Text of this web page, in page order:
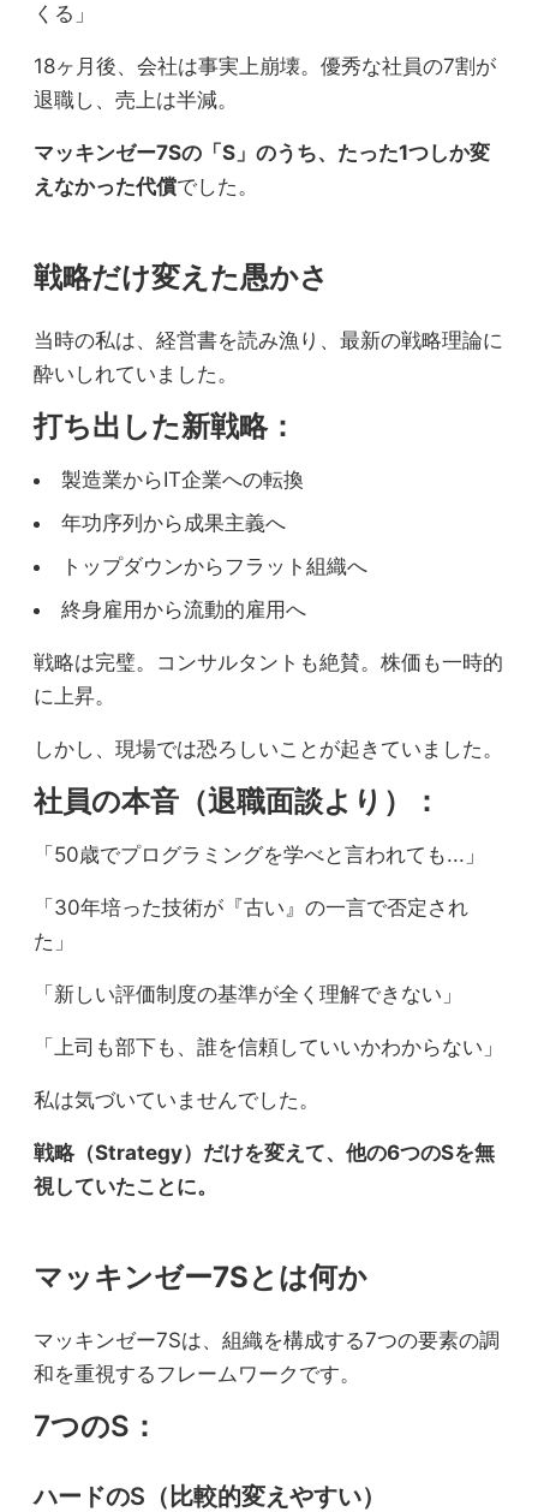
くる」
18ヶ月後、会社は事実上崩壊。優秀な社員の7割が
退職し、売上は半減。
マッキンゼー7Sの「S」のうち、たった1つしか変
えなかった代償でした。
戦略だけ変えた愚かさ
当時の私は、経営書を読み漁り、最新の戦略理論に
酔いしれていました。
打ち出した新戦略：
製造業からIT企業への転換
年功序列から成果主義へ
トップダウンからフラット組織へ
終身雇用から流動的雇用へ
戦略は完璧。コンサルタントも絶賛。株価も一時的
に上昇。
しかし、現場では恐ろしいことが起きていました。
社員の本音（退職面談より）：
「50歳でプログラミングを学べと言われても...」
「30年培った技術が『古い』の一言で否定され
た」
「新しい評価制度の基準が全く理解できない」
「上司も部下も、誰を信頼していいかわからない」
私は気づいていませんでした。
戦略（Strategy）だけを変えて、他の6つのSを無
視していたことに。
マッキンゼー7Sとは何か
マッキンゼー7Sは、組織を構成する7つの要素の調
和を重視するフレームワークです。
7つのS：
ハードのS（比較的変えやすい）